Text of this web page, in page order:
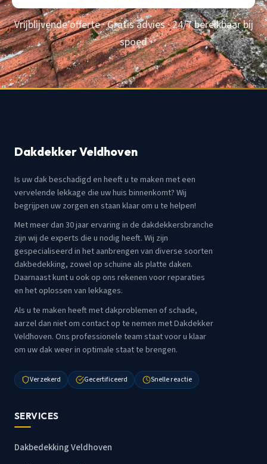
Vrijblijvende offerte · Gratis advies · 24/7 bereikbaar bij
spoed
Dakdekker Veldhoven
Is uw dak beschadigd en heeft u te maken met een
vervelende lekkage die uw huis binnenkomt? Wij
begrijpen uw zorgen en staan klaar om u te helpen!
Met meer dan 30 jaar ervaring in de dakdekkersbranche
zijn wij de experts die u nodig heeft. Wij zijn
gespecialiseerd in het aanbrengen van diverse soorten
dakbedekking, zowel op schuine als platte daken.
Daarnaast kunt u ook op ons rekenen voor reparaties
en het oplossen van lekkages.
Als u te maken heeft met dakproblemen of schade,
aarzel dan niet om contact op te nemen met Dakdekker
Veldhoven. Ons professionele team staat voor u klaar
om uw dak weer in optimale staat te brengen.
Verzekerd Gecertificeerd Snelle reactie
SERVICES
Dakbedekking Veldhoven